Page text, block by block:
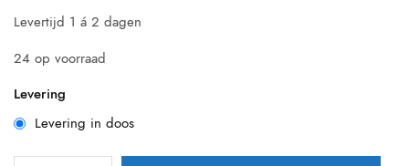
€ 399,99.
Levertijd 1 á 2 dagen
24 op voorraad
Levering
Levering in doos